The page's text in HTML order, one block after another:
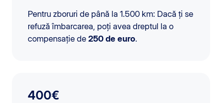
Pentru zboruri de până la 1.500 km: Dacă ți se
refuză îmbarcarea, poți avea dreptul la o
compensație de 250 de euro.
400€